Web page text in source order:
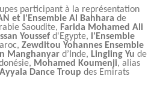
participant à la représentation
et l'Ensemble Al Bahhara de
Saoudite, Farida Mohamed Ali
Youssef d'Egypte, l'Ensemble
Zewditou Yohannes Ensemble
Manghanyar d’Inde, Lingling Yu de
Mohamed Koumenji, alias
Dance Troup des Emirats